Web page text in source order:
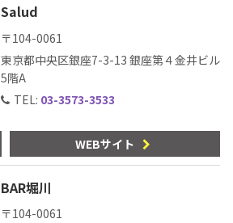
Salud
〒104-0061
東京都中央区銀座7-3-13 銀座第４金井ビル
5階A
TEL: 03-3573-3533
WEBサイト
BAR堀川
〒104-0061